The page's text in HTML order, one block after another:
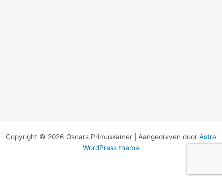
Copyright © 2026 Oscars Primuskamer | Aangedreven door Astra
WordPress thema